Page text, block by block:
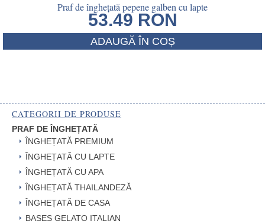
Praf de înghețată pepene galben cu lapte
53.49 RON
ADAUGĂ ÎN COȘ
CATEGORII DE PRODUSE
PRAF DE ÎNGHEȚATĂ
ÎNGHEȚATĂ PREMIUM
ÎNGHEȚATĂ CU LAPTE
ÎNGHEȚATĂ CU APA
ÎNGHEȚATĂ THAILANDEZĂ
ÎNGHEȚATĂ DE CASA
BASES GELATO ITALIAN